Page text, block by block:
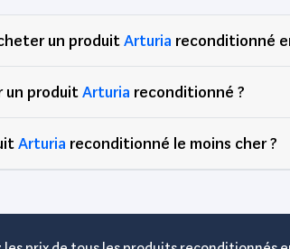
un produitArturia reconditionné
un produitArturia reconditionné ?
Arturia reconditionné le moins cher ?